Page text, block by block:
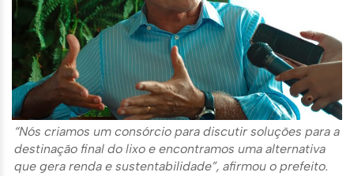
“Nós criamos um consórcio para discutir soluções para a
destinação final do lixo e encontramos uma alternativa
que gera renda e sustentabilidade”, afirmou o prefeito.